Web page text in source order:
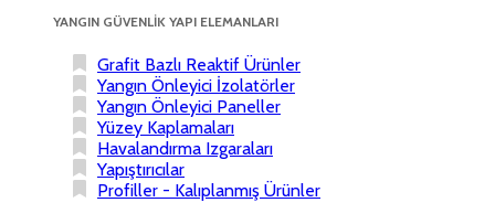
YANGIN GÜVENLİK YAPI ELEMANLARI
Grafit Bazlı Reaktif Ürünler
Yangın Önleyici İzolatörler
Yangın Önleyici Paneller
Yüzey Kaplamaları
Havalandırma Izgaraları
Yapıştırıcılar
Profiller - Kalıplanmış Ürünler